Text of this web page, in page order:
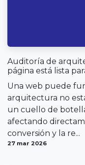
Auditoría de
página está lista
Una web puede
arquitectura no
un cuello de
afectando
conversión y la re...
27 mar 2026